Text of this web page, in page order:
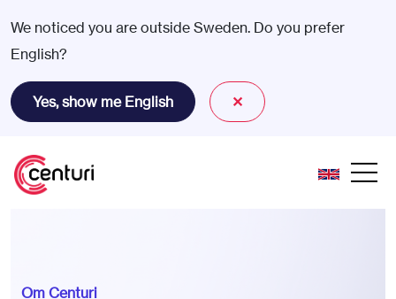
We noticed you are outside Sweden. Do you prefer
English?
Yes, show me English ✕
Om Centuri